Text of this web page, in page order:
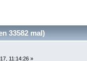
33582 mal)
11:14:26 »